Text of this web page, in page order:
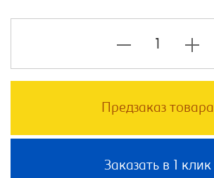
Предзаказ товара
Заказать в 1 клик